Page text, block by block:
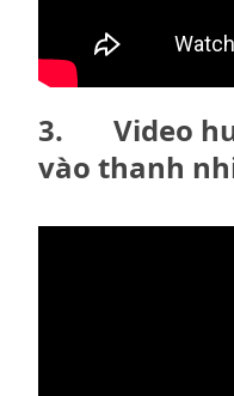
3. Video
vào thanh